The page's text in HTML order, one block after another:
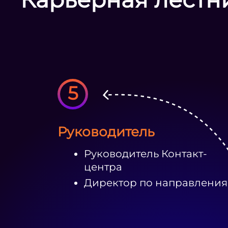
5
Руководитель
Руководитель Контакт-
центра
Директор по